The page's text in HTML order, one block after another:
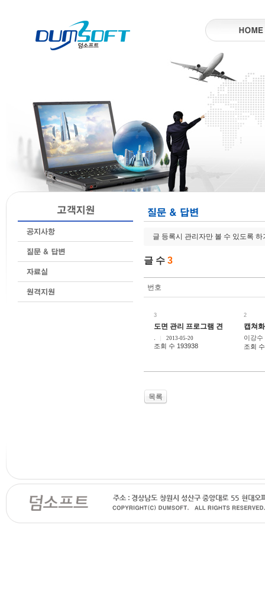
글 등록시 관리자만 볼 수 있도록
글 수 3
번호
3
도면 관리 프로그램 견적 문의
2013-05-20
조회 수 193938
2
캡쳐
이강수
조회
목록